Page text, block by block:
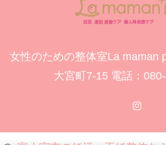
女性のための整体室La maman
大宮町7-15 電話：‪